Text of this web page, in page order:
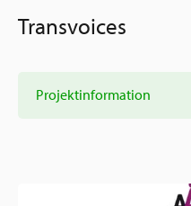
Berättelser
Sverige och övriga
Utlysningar
Ansök
Transvoices
Projektinformation